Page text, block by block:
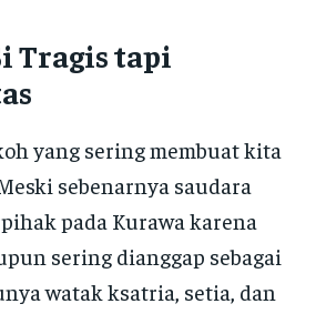
Tragis tapi
yang sering membuat kita
sebenarnya saudara
pada Kurawa karena
sering dianggap sebagai
watak ksatria, setia, dan